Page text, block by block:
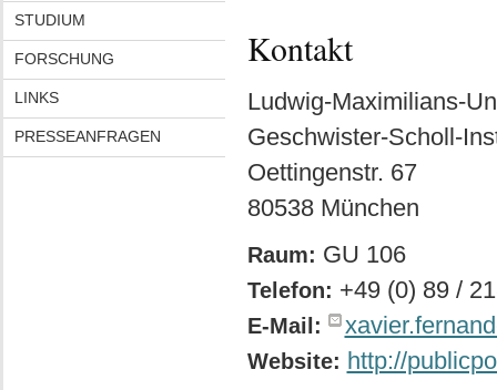
STUDIUM
FORSCHUNG
LINKS
PRESSEANFRAGEN
Kontakt
Ludwig-Maximilians-
Geschwister-Scholl-
Oettingenstr. 67
80538 München
Raum: GU 106
Telefon: +49 (0) 89 /
E-Mail:
Website: http://